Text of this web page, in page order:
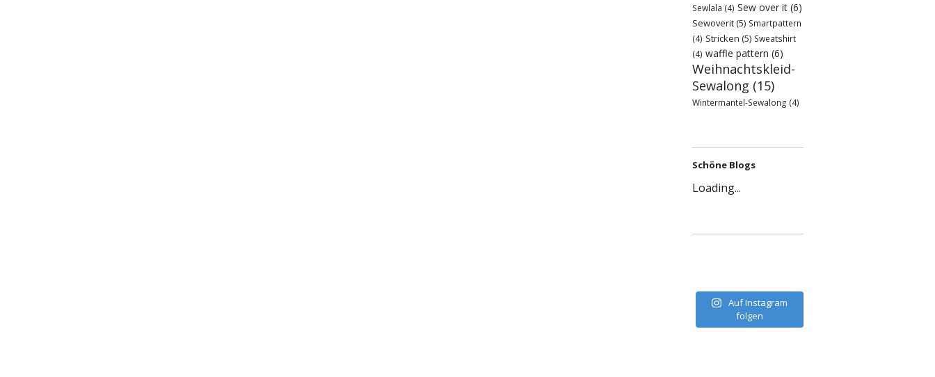
Sewlala (4) Sew over it (6)
Sewoverit (5) Smartpattern
(4) Stricken (5) Sweatshirt
(4) waffle pattern (6)
Weihnachtskleid-
Sewalong (15)
Wintermantel-Sewalong (4)
Schöne Blogs
Loading...
Auf Instagram
folgen